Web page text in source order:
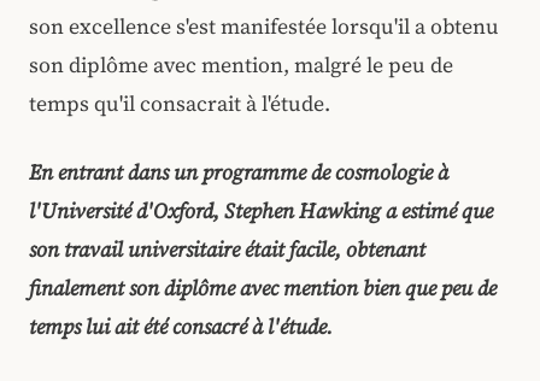
son excellence s'est manifestée lorsqu'il a obtenu
son diplôme avec mention, malgré le peu de
temps qu'il consacrait à l'étude.
En entrant dans un programme de cosmologie à
l'Université d'Oxford, Stephen Hawking a estimé que
son travail universitaire était facile, obtenant
finalement son diplôme avec mention bien que peu de
temps lui ait été consacré à l'étude.